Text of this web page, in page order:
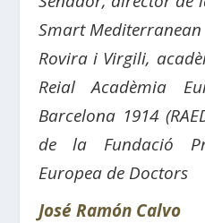
Smart
Rovira i Virgili,
Reial Acadèmia
Barcelona 1914
de la Fundació
Europea de Doctors
José Ramón Calvo